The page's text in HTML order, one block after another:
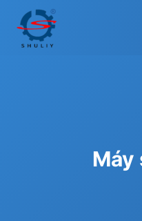
content
Máy